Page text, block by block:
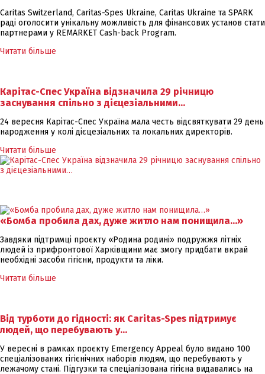
Caritas Switzerland, Caritas-Spes Ukraine, Caritas Ukraine та SPARK
раді оголосити унікальну можливість для фінансових установ стати
партнерами у REMARKET Cash-back Program.
Читати більше
Карітас-Спес Україна відзначила 29 річницю
заснування спільно з дієцезіальними…
24 вересня Карітас-Спес Україна мала честь відсвяткувати 29 день
народження у колі дієцезіальних та локальних директорів.
Читати більше
«Бомба пробила дах, дуже житло нам понищила…»
Завдяки підтримці проєкту «Родина родині» подружжя літніх
людей із прифронтової Харківщини має змогу придбати вкрай
необхідні засоби гігієни, продукти та ліки.
Читати більше
Від турботи до гідності: як Caritas-Spes підтримує
людей, що перебувають у…
У вересні в рамках проєкту Emergency Appeal було видано 100
спеціалізованих гігієнічних наборів людям, що перебувають у
лежачому стані. Підгузки та спеціалізована гігієна видавались на